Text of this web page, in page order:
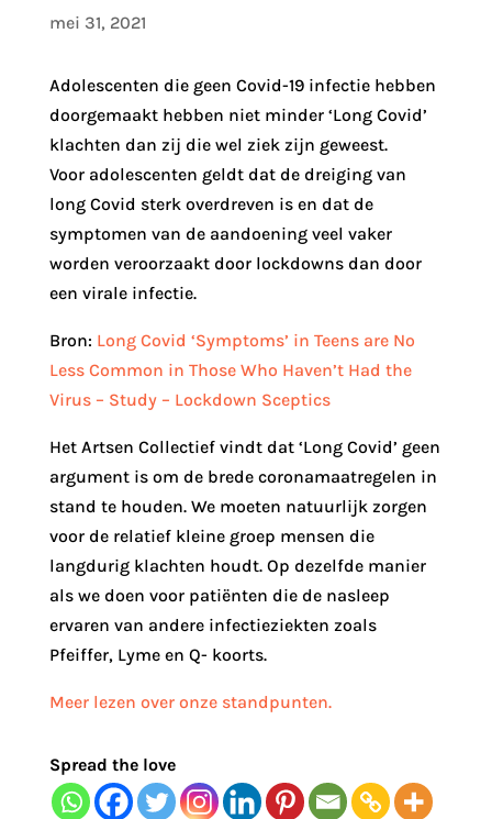
mei 31, 2021
Adolescenten die geen Covid-19 infectie hebben
doorgemaakt hebben niet minder ‘Long Covid’
klachten dan zij die wel ziek zijn geweest.
Voor adolescenten geldt dat de dreiging van
long Covid sterk overdreven is en dat de
symptomen van de aandoening veel vaker
worden veroorzaakt door lockdowns dan door
een virale infectie.‎
Bron: Long Covid ‘Symptoms’ in Teens are No
Less Common in Those Who Haven’t Had the
Virus – Study – Lockdown Sceptics
Het Artsen Collectief vindt dat ‘Long Covid’ geen
argument is om de brede coronamaatregelen in
stand te houden. We moeten natuurlijk zorgen
voor de relatief kleine groep mensen die
langdurig klachten houdt. Op dezelfde manier
als we doen voor patiënten die de nasleep
ervaren van andere infectieziekten zoals
Pfeiffer, Lyme en Q- koorts.
Meer lezen over onze standpunten.
Spread the love